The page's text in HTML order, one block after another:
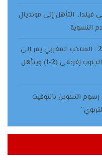
التأهل إلى مونديال
كأس أمم إفريقيا للسيدات –2026 : المنتخب المغربي يمر إلى
دور النصف عقب فوزه على نظيره الجنوب إفريقي (2-1) ويتأهل
التكوين بالتوقيت